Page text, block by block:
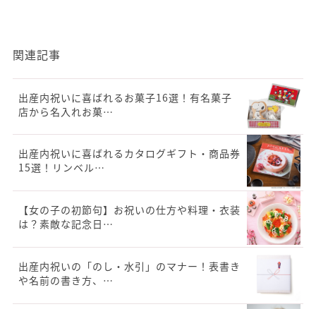
関連記事
出産内祝いに喜ばれるお菓子16選！有名菓子
店から名入れお菓…
出産内祝いに喜ばれるカタログギフト・商品券
15選！リンベル…
【女の子の初節句】お祝いの仕方や料理・衣装
は？素敵な記念日…
出産内祝いの「のし・水引」のマナー！表書き
や名前の書き方、…